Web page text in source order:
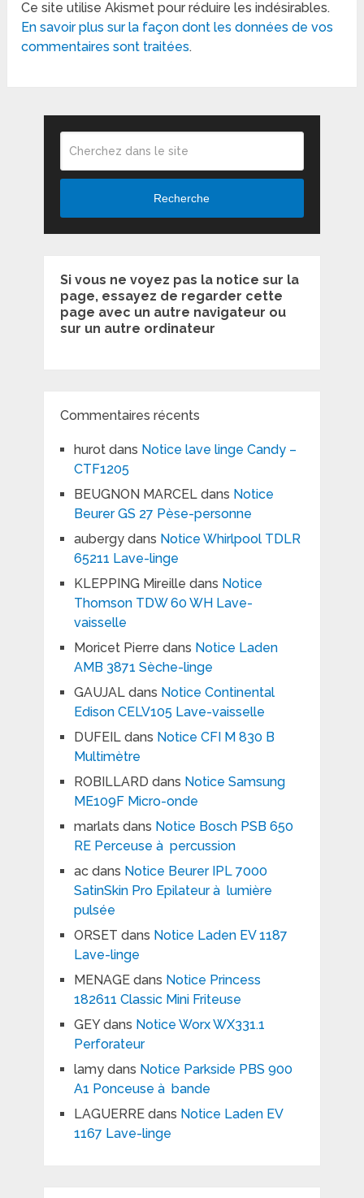
Ce site utilise Akismet pour réduire les indésirables.
En savoir plus sur la façon dont les données de vos
commentaires sont traitées.
Recherche
Si vous ne voyez pas la notice sur la
page, essayez de regarder cette
page avec un autre navigateur ou
sur un autre ordinateur
Commentaires récents
hurotdans Notice lave linge Candy –
CTF1205
BEUGNON MARCELdans Notice
Beurer GS 27 Pèse-personne
aubergydans Notice Whirlpool TDLR
65211 Lave-linge
KLEPPING Mireille dans Notice
Thomson TDW 60 WH Lave-
vaisselle
Moricet Pierre dans Notice Laden
AMB 3871 Sèche-linge
GAUJALdans Notice Continental
Edison CELV105 Lave-vaisselle
DUFEILdans Notice CFI M 830 B
Multimètre
ROBILLARD dans Notice Samsung
ME109F Micro-onde
marlats dans Notice Bosch PSB 650
RE Perceuse à percussion
acdans Notice Beurer IPL 7000
SatinSkin Pro Epilateur à lumière
pulsée
ORSET dans Notice Laden EV 1187
Lave-linge
MENAGEdans Notice Princess
182611 Classic Mini Friteuse
GEYdans Notice Worx WX331.1
Perforateur
lamydans Notice Parkside PBS 900
A1 Ponceuse à bande
LAGUERREdans Notice Laden EV
1167 Lave-linge